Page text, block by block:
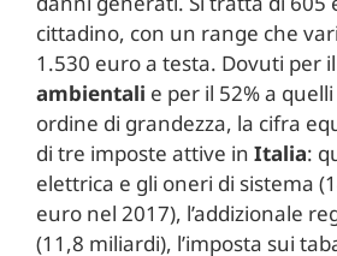
cittadino, con un range che
1.530 euro a testa. Dovuti per
ambientali e per il 52% a
ordine di grandezza, la cifra
di tre imposte attive in Italia:
elettrica e gli oneri di sistema
euro nel 2017), l’addizionale
(11,8 miliardi), l’imposta sui